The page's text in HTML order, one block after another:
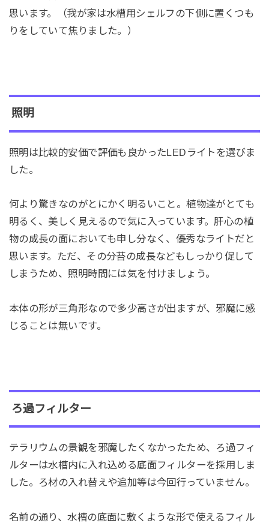
思います。（我が家は水槽用シェルフの下側に置くつも
りをしていて焦りました。）
照明
照明は比較的安価で評価も良かったLEDライトを選びま
した。
何より驚きなのがとにかく明るいこと。植物達がとても
明るく、美しく見えるので気に入っています。肝心の植
物の成長の面においても申し分なく、優秀なライトだと
思います。ただ、その分苔の成長などもしっかり促して
しまうため、照明時間には気を付けましょう。
本体の形が三角形なので多少高さが出ますが、邪魔に感
じることは無いです。
ろ過フィルター
テラリウムの景観を邪魔したくなかったため、ろ過フィ
ルターは水槽内に入れ込める底面フィルターを採用しま
した。ろ材の入れ替えや追加等は今回行っていません。
名前の通り、水槽の底面に敷くような形で使えるフィル